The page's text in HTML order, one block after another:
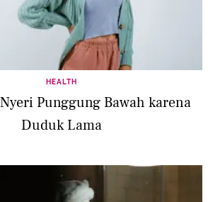
HEALTH
Punggung Bawah karena
Duduk Lama